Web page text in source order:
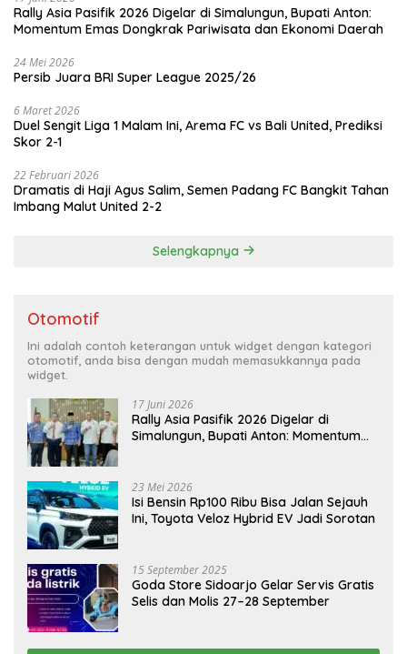
Rally Asia Pasifik 2026 Digelar di Simalungun, Bupati Anton:
Momentum Emas Dongkrak Pariwisata dan Ekonomi Daerah
24 Mei 2026
Persib Juara BRI Super League 2025/26
6 Maret 2026
Duel Sengit Liga 1 Malam Ini, Arema FC vs Bali United, Prediksi
Skor 2-1
22 Februari 2026
Dramatis di Haji Agus Salim, Semen Padang FC Bangkit Tahan
Imbang Malut United 2-2
Selengkapnya
Otomotif
Ini adalah contoh keterangan untuk widget dengan kategori
otomotif, anda bisa dengan mudah memasukkannya pada
widget.
17 Juni 2026
Rally Asia Pasifik 2026 Digelar di
Simalungun, Bupati Anton: Momentum
23 Mei 2026
Isi Bensin Rp100 Ribu Bisa Jalan Sejauh
Ini, Toyota Veloz Hybrid EV Jadi Sorotan
15 September 2025
Goda Store Sidoarjo Gelar Servis Gratis
Selis dan Molis 27–28 September